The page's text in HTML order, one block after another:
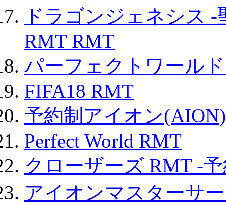
ドラゴンジェネシス
RMT RMT
パーフェクトワール
FIFA18 RMT
予約制アイオン
Perfect World RMT
クローザーズ RMT -
アイオンマスターサ